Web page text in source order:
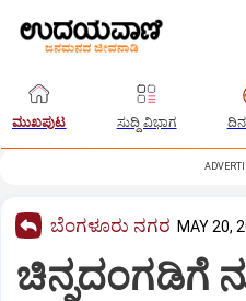
ಮುಖಪುಟ ಸುದ್ದಿ ವಿಭಾಗ ದಿನ
ಬೆಂಗಳೂರು ನಗರ MAY 20,
ಚಿನ್ನದಂಗಡಿಗೆ